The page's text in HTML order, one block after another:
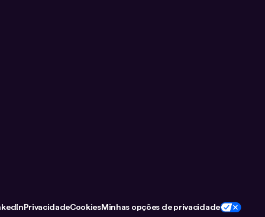
PrivacidadeCookiesMinhas opções de privacidade